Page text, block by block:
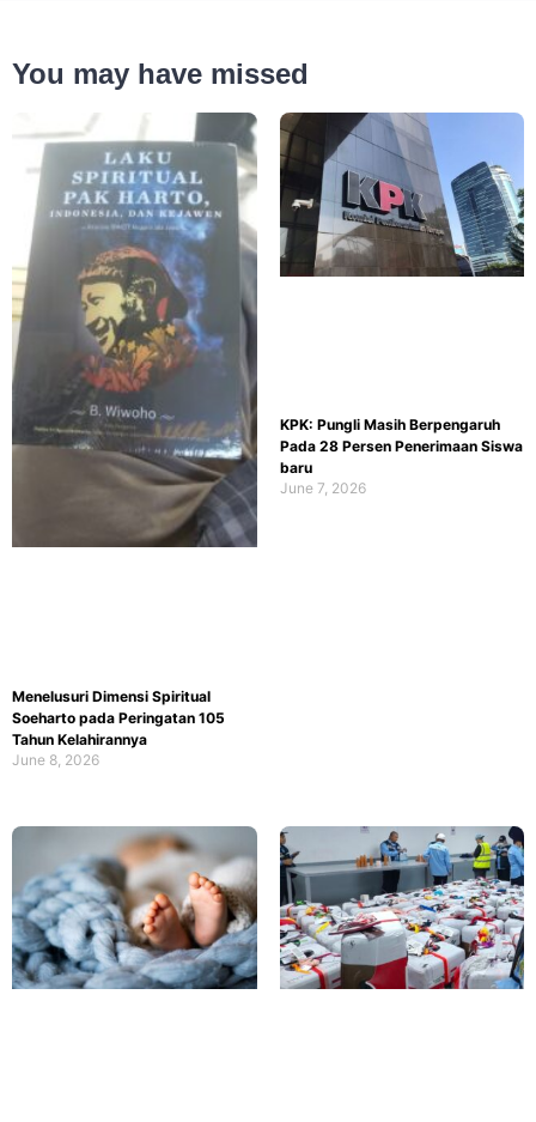
You may have missed
Menelusuri Dimensi Spiritual
Soeharto pada Peringatan 105
Tahun Kelahirannya
June 8, 2026
KPK: Pungli Masih Berpengaruh
Pada 28 Persen Penerimaan Siswa
baru
June 7, 2026